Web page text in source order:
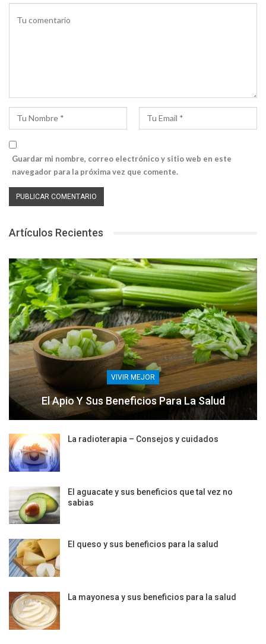
Guardar mi nombre, correo electrónico y sitio web en este
navegador para la próxima vez que comente.
Artículos Recientes
VIVIR MEJOR
El Apio Y Sus Beneficios Para La Salud
La radioterapia – Consejos y cuidados
El aguacate y sus beneficios que tal vez no
sabias
El queso y sus beneficios para la salud
La mayonesa y sus beneficios para la salud